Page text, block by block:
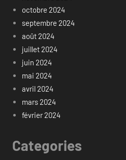
octobre 2024
septembre 2024
août 2024
juillet 2024
juin 2024
mai 2024
avril 2024
mars 2024
février 2024
Categories